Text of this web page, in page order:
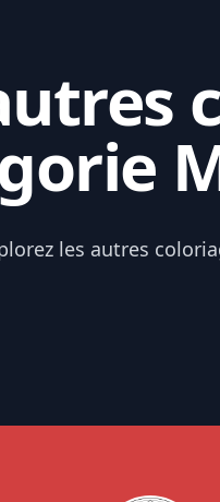
les autres